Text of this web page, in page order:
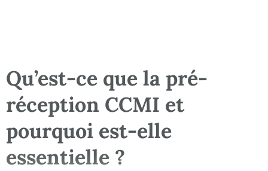
Qu’est-ce que la pré-
réception CCMI et
pourquoi est-elle
essentielle ?